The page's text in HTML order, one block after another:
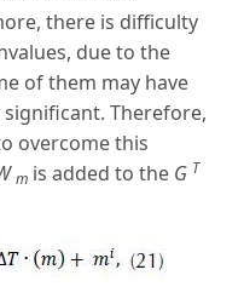
there is difficulty
due to the
of them may have
Therefore,
overcome this
m is added to the G T